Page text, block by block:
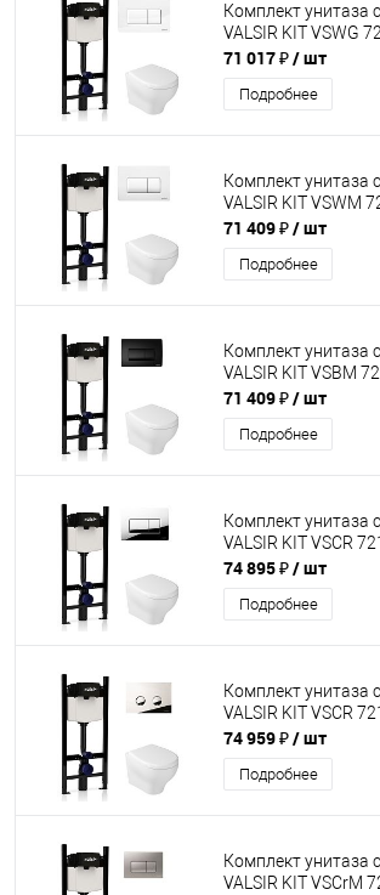
Комплект унитаза
VALSIR KIT VSWG
71 017 ₽/ шт
Подробнее
Комплект унитаза
VALSIR KIT VSWM
71 409 ₽/ шт
Подробнее
Комплект унитаза
VALSIR KIT VSBM
71 409 ₽/ шт
Подробнее
Комплект унитаза
VALSIR KIT VSCR
74 895 ₽/ шт
Подробнее
Комплект унитаза
VALSIR KIT VSCR
74 959 ₽/ шт
Подробнее
Комплект унитаза
VALSIR KIT VSCrM